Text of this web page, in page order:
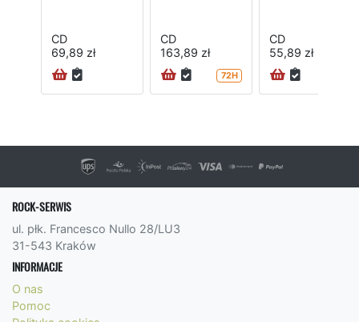
CD
69,89 zł
CD
163,89 zł
72H
CD
55,89 zł
ROCK-SERWIS
ul. płk. Francesco Nullo 28/LU3
31-543 Kraków
INFORMACJE
O nas
Pomoc